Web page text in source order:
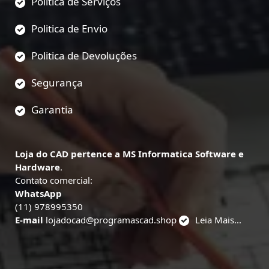
Politica de Envio
Politica de Devoluções
Segurança
Garantia
Loja do CAD pertence a MS Informatica Software e
Hardware.
Contato comercial:
WhatsApp
(11) 978995350
E-mail lojadocad@programascad.shop Leia Mais...